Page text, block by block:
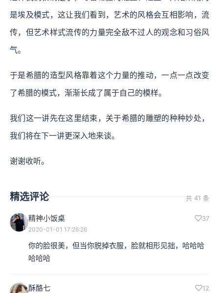
是埃及模式，这让我们看到，艺术的风格会互相影响，流
传，但艺术样式流传的力量完全敌不过人的观念和习俗风
气。
于是希腊的造型风格靠着这个力量的推动，一点一点改变
了希腊的模式，渐渐长成了属于自己的模样。
我们这一讲先在这里结束，关于希腊的雕塑的种种妙处，
我们将在下一讲更深入地来谈。
谢谢收听。
精选评论 共 41 条
精神小饭桌 37
2020-01-01 17:26:26
你的脸很美，但当你脱掉衣服，脸就相形见拙，哈哈哈
哈哈哈
酥酪七 12